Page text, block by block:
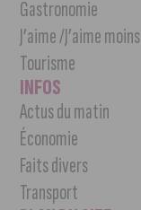
Gastronomie
J’aime /J’aime moins
Tourisme
INFOS
Actus du matin
Économie
Faits divers
Transport